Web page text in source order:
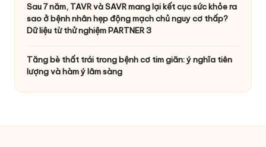
Sau 7 năm, TAVR và SAVR mang lại kết cục sức khỏe ra
sao ở bệnh nhân hẹp động mạch chủ nguy cơ thấp?
Dữ liệu từ thử nghiệm PARTNER 3
Tăng bè thất trái trong bệnh cơ tim giãn: ý nghĩa tiên
lượng và hàm ý lâm sàng